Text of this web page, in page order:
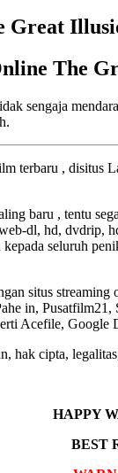
Great
The
sengaja
terbaru , disitus
baru , tentu
dl, hd, dvdrip,
seluruh
situs
in,
Acefile,
hak cipta,
HAPPY
BEST